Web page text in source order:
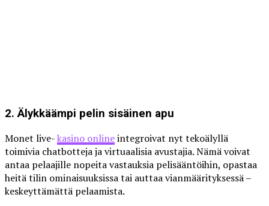
2. Älykkäämpi pelin sisäinen apu
Monet live-kasino onlineintegroivat nyt tekoälyllä
toimivia chatbotteja ja virtuaalisia avustajia. Nämä voivat
antaa pelaajille nopeita vastauksia pelisääntöihin, opastaa
heitä tilin ominaisuuksissa tai auttaa vianmäärityksessä –
keskeyttämättä pelaamista.